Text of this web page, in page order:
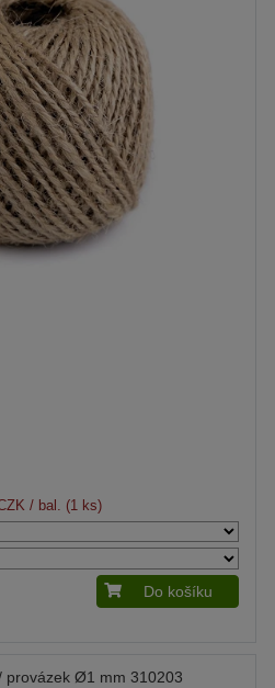
/ bal. (1 ks)
Do košíku
provázek Ø1 mm 310203